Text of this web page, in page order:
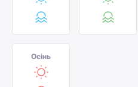
Осінь